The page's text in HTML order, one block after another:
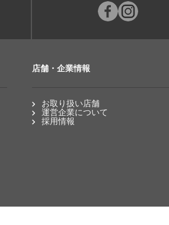
店舗・企業情報
お取り扱い店舗
運営企業について
採用情報